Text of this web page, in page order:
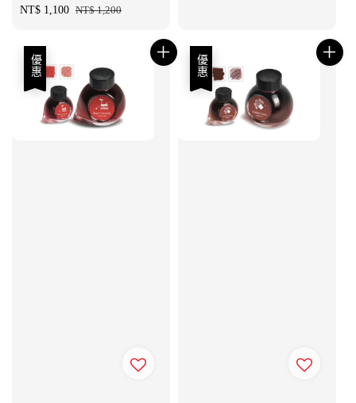
Sale
NT$ 1,100 Regular
NT$ 1,200
優惠 優惠